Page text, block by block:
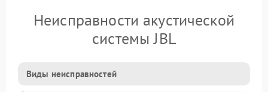
Неисправности акустической
системы JBL
Виды неисправностей